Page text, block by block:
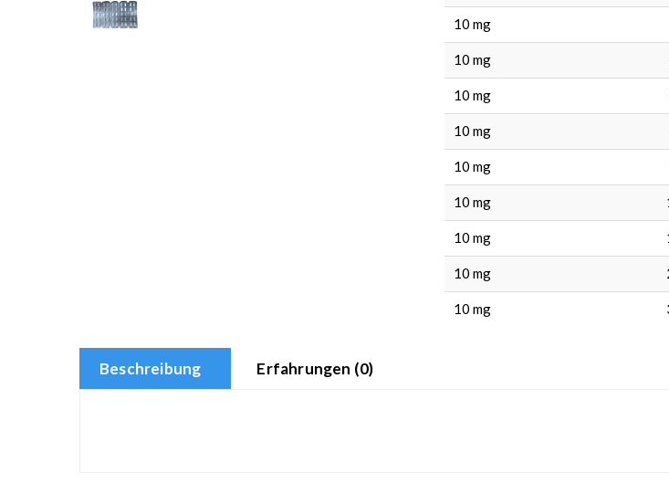
10 mg
10 mg
10 mg
10 mg
10 mg
10 mg
10 mg
10 mg
10 mg
Beschreibung Erfahrungen (0)